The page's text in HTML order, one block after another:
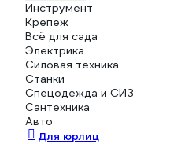
Инструмент
Крепеж
Всё для сада
Электрика
Силовая техника
Станки
Спецодежда и СИЗ
Сантехника
Авто
Для юрлиц